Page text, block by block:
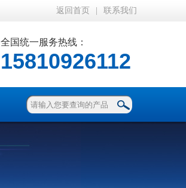
返回首页 联系我们
全国统一服务热线：
15810926112